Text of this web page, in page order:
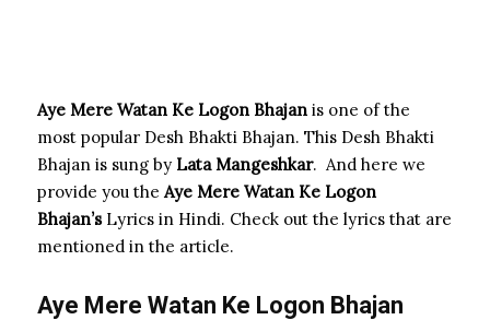
Aye Mere Watan Ke Logon Bhajan is one of the
most popular Desh Bhakti Bhajan. This Desh Bhakti
Bhajan is sung by Lata Mangeshkar. And here we
provide you theAye Mere Watan Ke Logon
Bhajan’sLyrics in Hindi. Check out the lyrics that are
mentioned in the article.
Aye Mere Watan Ke Logon Bhajan